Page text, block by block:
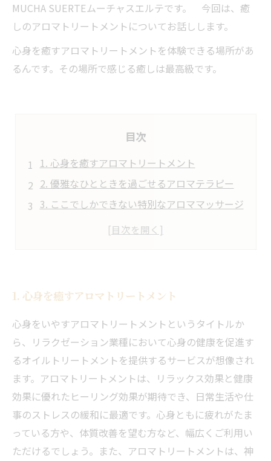
MUCHA SUERTEムーチャスエルテです。 今回は、癒
しのアロマトリートメントについてお話しします。
心身を癒すアロマトリートメントを体験できる場所があ
るんです。その場所で感じる癒しは最高級です。
目次
1. 心身を癒すアロマトリートメント
2. 優雅なひとときを過ごせるアロマテラピー
3. ここでしかできない特別なアロママッサージ
1. 心身を癒すアロマトリートメント
心身をいやすアロマトリートメントというタイトルか
ら、リラクゼーション業種において心身の健康を促進す
るオイルトリートメントを提供するサービスが想像され
ます。アロマトリートメントは、リラックス効果と健康
効果に優れたヒーリング効果が期待でき、日常生活や仕
事のストレスの緩和に最適です。心身ともに疲れがたま
っている方や、体質改善を望む方など、幅広くご利用い
ただけるでしょう。また、アロマトリートメントは、神